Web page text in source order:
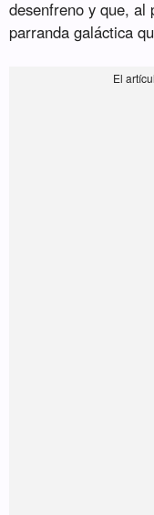
desenfreno y que, al
parranda galáctica